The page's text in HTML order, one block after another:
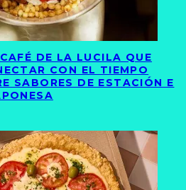
DE LA LUCILA QUE
CON EL TIEMPO
SABORES DE ESTACIÓN E